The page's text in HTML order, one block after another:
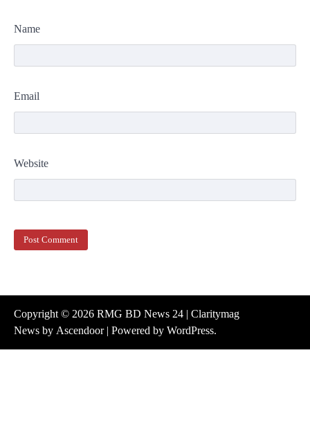
Name
Email
Website
Copyright © 2026 RMG BD News 24 | Claritymag
News by Ascendoor| Powered by WordPress.